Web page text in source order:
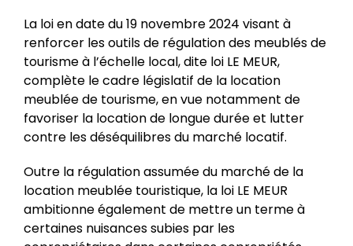
La loi en date du 19 novembre 2024 visant à
renforcer les outils de régulation des meublés de
tourisme à l’échelle local, dite loi LE MEUR,
complète le cadre législatif de la location
meublée de tourisme, en vue notamment de
favoriser la location de longue durée et lutter
contre les déséquilibres du marché locatif.
Outre la régulation assumée du marché de la
location meublée touristique, la loi LE MEUR
ambitionne également de mettre un terme à
certaines nuisances subies par les